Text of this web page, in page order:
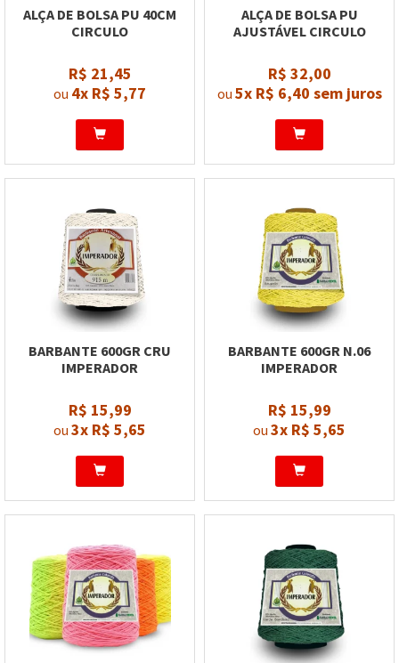
ALÇA DE BOLSA PU 40CM
CIRCULO
R$ 21,45
ou 4x R$ 5,77
ALÇA DE BOLSA PU
AJUSTÁVEL CIRCULO
R$ 32,00
ou 5x R$ 6,40 sem juros
BARBANTE 600GR CRU
IMPERADOR
R$ 15,99
ou 3x R$ 5,65
BARBANTE 600GR N.06
IMPERADOR
R$ 15,99
ou 3x R$ 5,65